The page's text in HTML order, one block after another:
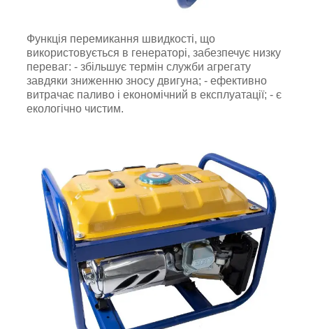
Функція перемикання швидкості, що
використовується в генераторі, забезпечує низку
переваг: - збільшує термін служби агрегату
завдяки зниженню зносу двигуна; - ефективно
витрачає паливо і економічний в експлуатації; - є
екологічно чистим.